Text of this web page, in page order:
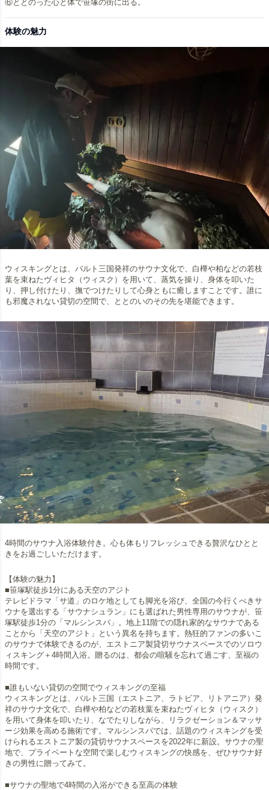
⑥ととのった心と体で笹塚の街に出る。
体験の魅力
ウィスキングとは、バルト三国発祥のサウナ文化で、白樺や柏などの若枝
葉を束ねたヴィヒタ（ウィスク）を用いて、蒸気を操り、身体を叩いた
り、押し付けたり、撫でつけたりして心身ともに癒しますことです。誰に
も邪魔されない貸切の空間で、ととのいのその先を堪能できます。
4時間のサウナ入浴体験付き。心も体もリフレッシュできる贅沢なひとと
きをお過ごしいただけます。
【体験の魅力】
■笹塚駅徒歩1分にある天空のアジト
テレビドラマ「サ道」のロケ地としても脚光を浴び、全国の今行くべきサ
ウナを選出する「サウナシュラン」にも選ばれた男性専用のサウナが、笹
塚駅徒歩1分の「マルシンスパ」。地上11階での隠れ家的なサウナである
ことから「天空のアジト」という異名を持ちます。熱狂的ファンの多いこ
のサウナで体験できるのが、エストニア製貸切サウナスペースでのソロウ
ィスキング＋4時間入浴。贈るのは、都会の喧騒を忘れて過ごす、至福の
時間です。
■誰もいない貸切の空間でウィスキングの至福
ウィスキングとは、バルト三国（エストニア、ラトビア、リトアニア）発
祥のサウナ文化で、白樺や柏などの若枝葉を束ねたヴィヒタ（ウィスク）
を用いて身体を叩いたり、なでたりしながら、リラクゼーション＆マッサ
ージ効果を高める施術です。マルシンスパでは、話題のウィスキングを受
けられるエストニア製の貸切サウナスペースを2022年に新設。サウナの聖
地で、プライベートな空間で楽しむウィスキングの快感を、ぜひサウナ好
きの男性に贈ってみて。
■サウナの聖地で4時間の入浴ができる至高の体験